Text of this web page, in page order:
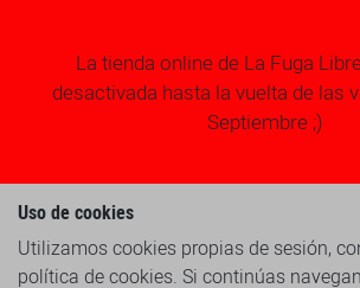
La tienda online de La Fuga
desactivada hasta la vuelta de las
Septiembre ;)
Uso de cookies
Utilizamos cookies propias de sesión,
política de cookies. Si continúas